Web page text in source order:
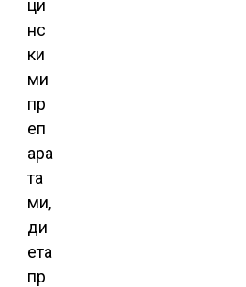
ци
нс
ки
ми
пр
еп
ара
та
ми,
ди
ета
пр